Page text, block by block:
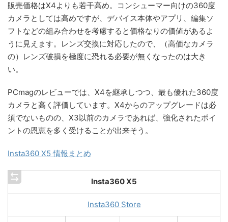
販売価格はX4よりも若干高め。コンシューマー向けの360度
カメラとしては高めですが、デバイス本体やアプリ、編集ソ
フトなどの組み合わせを考慮すると価格なりの価値があるよ
うに見えます。レンズ交換に対応したので、（高価なカメラ
の）レンズ破損を極度に恐れる必要が無くなったのは大き
い。
PCmagのレビューでは、X4を継承しつつ、最も優れた360度
カメラと高く評価しています。X4からのアップグレードは必
須でないものの、X3以前のカメラであれば、強化されたポイ
ントの恩恵を多く受けることが出来そう。
Insta360 X5 情報まとめ
Insta360 X5
Insta360 Store